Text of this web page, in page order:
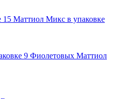
15 Маттиол Микс в упаковке
9 Фиолетовых Маттиол